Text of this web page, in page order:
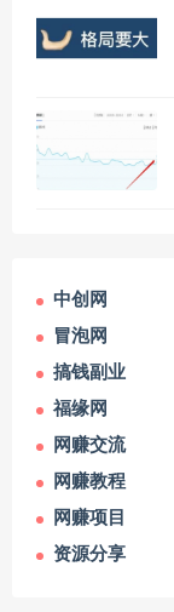
中创网
冒泡网
搞钱副业
福缘网
网赚交流
网赚教程
网赚项目
资源分享